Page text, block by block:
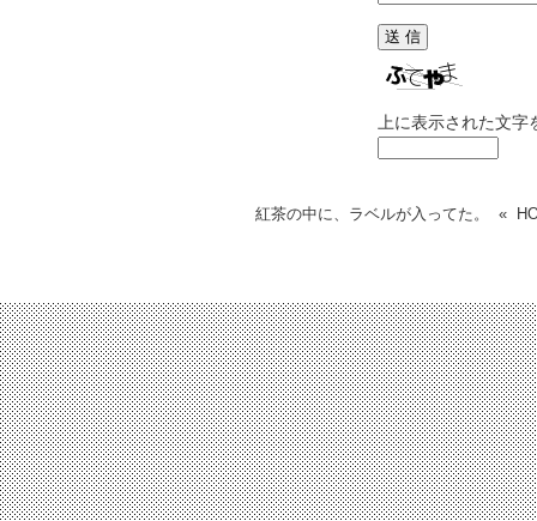
上に表示された文
紅茶の中に、ラベルが入ってた。 «